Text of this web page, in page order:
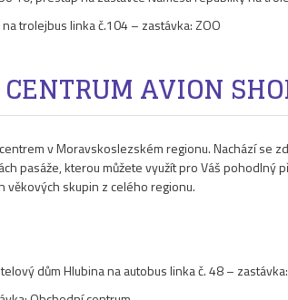
trolejbus linka č.104 – zastávka: ZOO
AVION
v Moravskoslezském regionu. Nachází se
pasáže, kterou můžete využít pro Váš pohodlný
věkových skupin z celého regionu.
dům Hlubina na autobus linka č. 48 –